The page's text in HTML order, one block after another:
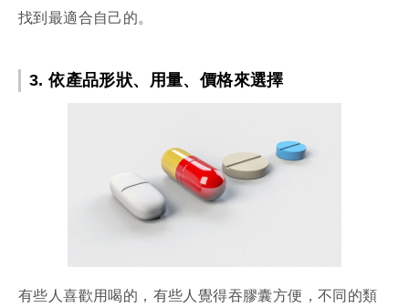
找到最適合自己的。
3. 依產品形狀、用量、價格來選擇
有些人喜歡用喝的，有些人覺得吞膠囊方便，不同的類